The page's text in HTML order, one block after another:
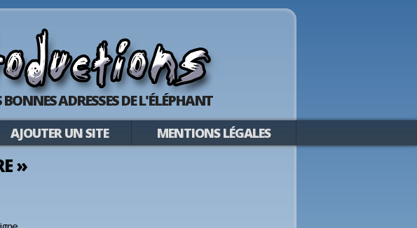
BONNES ADRESSES DE L'ÉLÉPHANT
AJOUTER UN SITE MENTIONS LÉGALES
»